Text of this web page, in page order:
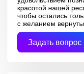
красотой нашей
чтобы остались
с желанием
Задать вопрос